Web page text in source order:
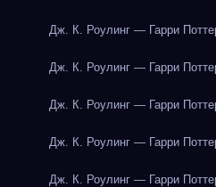
Дж. К. Роулинг — Гарри
Дж. К. Роулинг — Гарри
Дж. К. Роулинг — Гарри
Дж. К. Роулинг — Гарри
Дж. К. Роулинг — Гарри